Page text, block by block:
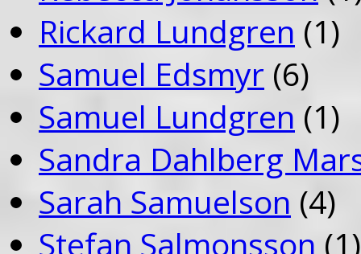
Rickard Lundgren (1)
Samuel Edsmyr (6)
Samuel Lundgren (1)
Sandra Dahlberg
Sarah Samuelson (4)
Stefan Salmonsson (1)